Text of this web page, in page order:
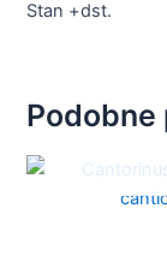
Stan +dst.